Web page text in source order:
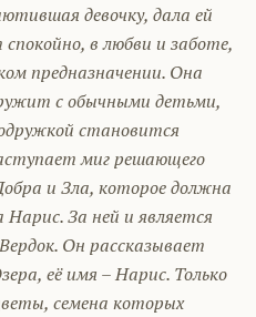
девочку, дала ей
в любви и заботе,
предназначении. Она
с обычными детьми,
становится
миг решающего
и Зла, которое должна
Нарис. За ней и является
Он рассказывает
её имя – Нарис. Только
семена которых